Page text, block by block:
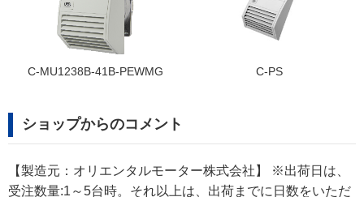
C-PS C-MU1238B-51B-PELG
ショップからのコメント
【製造元：オリエンタルモーター株式会社】 ※出荷日は、
受注数量:1～5台時。それ以上は、出荷までに日数をいただ